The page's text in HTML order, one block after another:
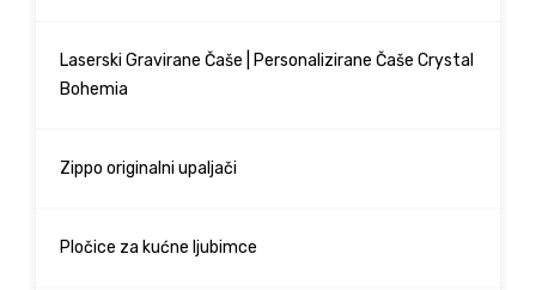
Laserski Gravirane Čaše | Personalizirane Čaše Crystal
Bohemia
Zippo originalni upaljači
Pločice za kućne ljubimce